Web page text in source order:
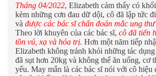
Tháng 04/2022, Elizabeth cảm thấy có
kèm những cơn đau dữ dội, cô đã lập tức
và được các bác sĩ chẩn đoán mắc ung
Theo lời khuyên của các bác sĩ, cô đã tiến
tồn vú, xạ và hóa trị. Hơn một năm tiếp
Elizabeth không tránh khỏi những tác
đã sụt hơn 20kg và không thể ăn uống, cơ
yếu. May mắn là các bác sĩ nói với cô hiệu